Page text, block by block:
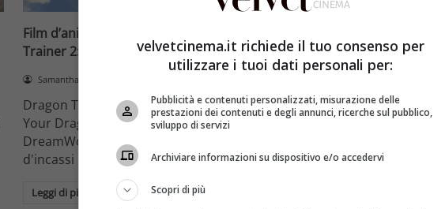
Film d’animazione, Dragon
Trainer 2: trailer italiano
Samantha Suriani
Dragon Trainer (How to Train
Your Dragon) è un film della
DreamWorks campione
d'incassi nel…
Leggi di più
trama e il trailer in italiano
Sfida di striptease al cinema: se
da una parte abbiamo Gwyneth
velvetcinema.it richiede il tuo consenso per
utilizzare i tuoi dati personali per:
Pubblicità e contenuti personalizzati, misurazione delle
prestazioni dei contenuti e degli annunci, ricerche sul pubblico,
sviluppo di servizi
Archiviare informazioni su dispositivo e/o accedervi
Scopri di più